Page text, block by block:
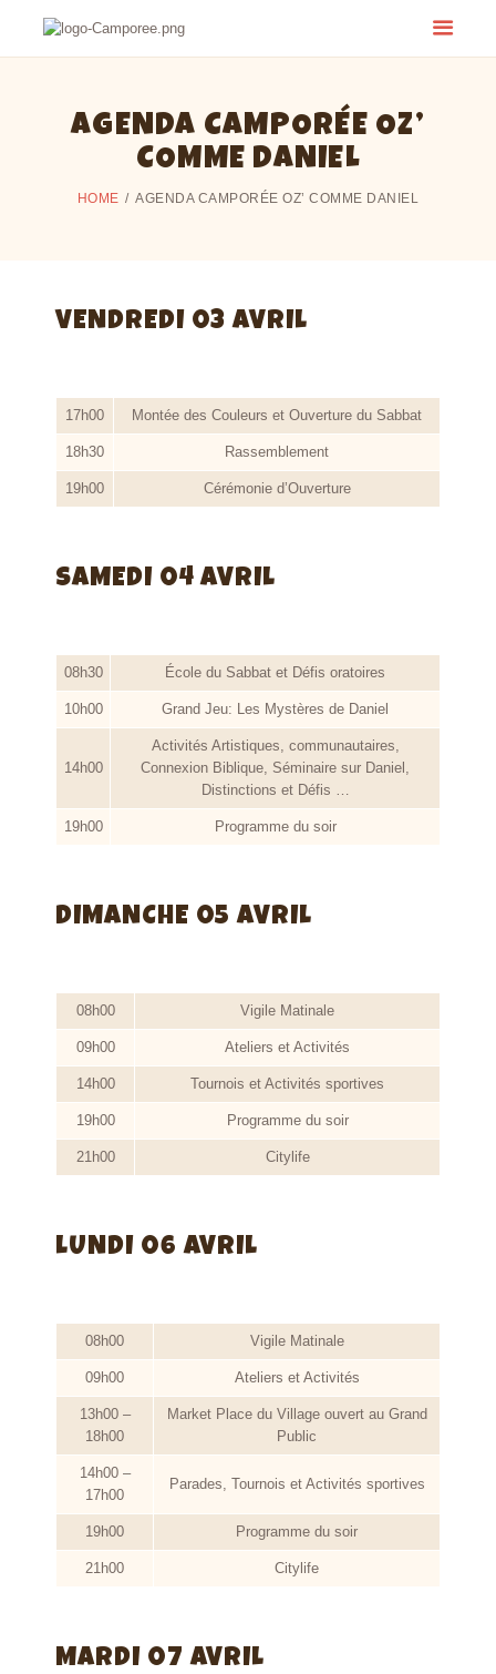
AGENDA CAMPORÉE OZ’
COMME DANIEL
HOME AGENDA CAMPORÉE OZ’ COMME DANIEL
VENDREDI 03 AVRIL
17h00 Montée des Couleurs et Ouverture du Sabbat
18h30 Rassemblement
19h00 Cérémonie d’Ouverture
SAMEDI 04 AVRIL
08h30 École du Sabbat et Défis oratoires
10h00 Grand Jeu: Les Mystères de Daniel
14h00
Activités Artistiques, communautaires,
Connexion Biblique, Séminaire sur Daniel,
Distinctions et Défis …
19h00 Programme du soir
DIMANCHE 05 AVRIL
08h00 Vigile Matinale
09h00 Ateliers et Activités
14h00 Tournois et Activités sportives
19h00 Programme du soir
21h00 Citylife
LUNDI 06 AVRIL
08h00 Vigile Matinale
09h00 Ateliers et Activités
13h00 –
18h00
Market Place du Village ouvert au Grand
Public
14h00 –
17h00
Parades, Tournois et Activités sportives
19h00 Programme du soir
21h00 Citylife
MARDI 07 AVRIL